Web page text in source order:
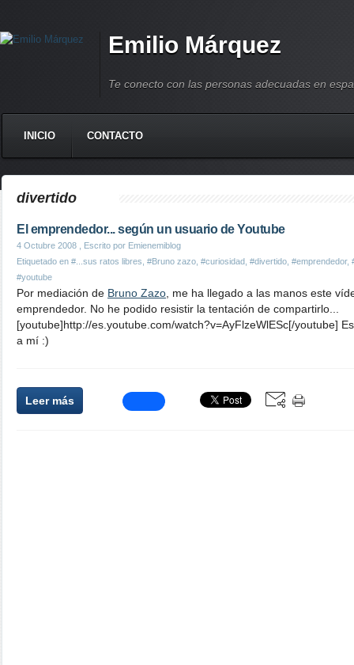
Emilio Márquez
Te conecto con las personas adecuadas en
INICIO CONTACTO
divertido
El emprendedor... según un usuario de Youtube
4 Octubre 2008 , Escrito por Emienemiblog
Etiquetado en #...sus ratos libres #Bruno zazo #curiosidad #divertido #emprendedor,
#youtube
Por mediación de Bruno Zazo , me ha llegado a las manos este
emprendedor. No he podido resistir la tentación de compartirlo...
[youtube]http://es.youtube.com/watch?v=AyFlzeWlESc[/youtube]
a mí :)
Leer más